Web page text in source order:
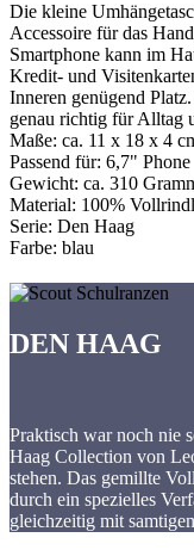
Die kleine
Accessoire für das
Smartphone kann im
Kredit- und
Inneren genügend
genau richtig für Alltag
Maße: ca. 11 x 18 x 4
Passend für: 6,7" Phone
Gewicht: ca. 310
Material: 100%
Serie: Den Haag
Farbe: blau
DEN HAAG
Praktisch war noch nie
Haag Collection von
stehen. Das gemillte
durch ein spezielles
gleichzeitig mit